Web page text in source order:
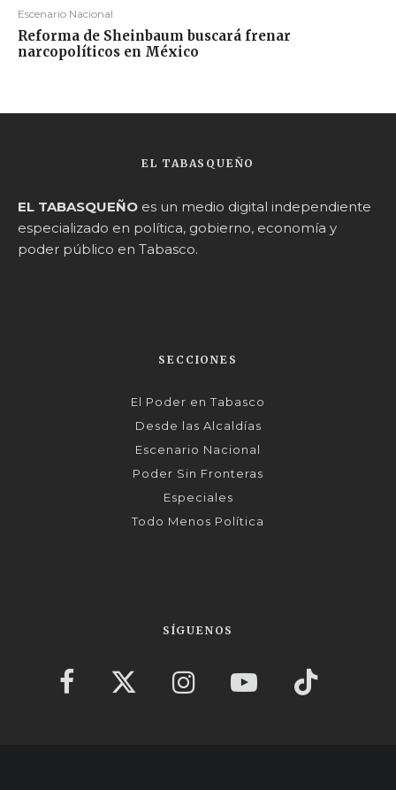
Escenario Nacional
Reforma de Sheinbaum buscará frenar
narcopolíticos en México
EL TABASQUEÑO
EL TABASQUEÑO es un medio digital independiente
especializado en política, gobierno, economía y
poder público en Tabasco.
SECCIONES
El Poder en Tabasco
Desde las Alcaldías
Escenario Nacional
Poder Sin Fronteras
Especiales
Todo Menos Política
SÍGUENOS